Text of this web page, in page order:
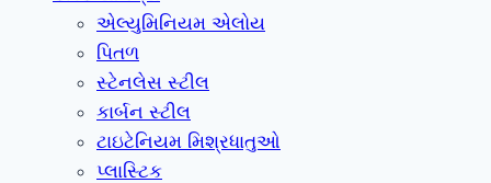
એલ્યુમિનિયમ એલોય
પિતળ
સ્ટેનલેસ સ્ટીલ
કાર્બન સ્ટીલ
ટાઇટેનિયમ મિશ્રધાતુઓ
પ્લાસ્ટિક